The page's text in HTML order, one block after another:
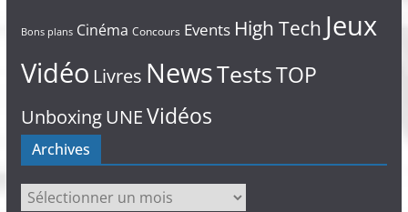
Bons plans Cinéma Concours Events High Tech Jeux
Vidéo Livres NewsTestsTOP
UnboxingUNEVidéos
Archives
Archives